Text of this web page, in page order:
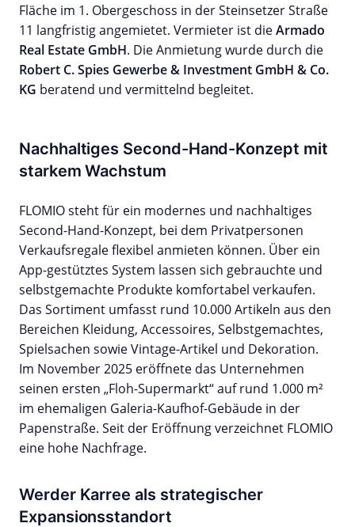
Fläche im 1. Obergeschoss in der Steinsetzer Straße
11 langfristig angemietet. Vermieter ist dieArmado
Real Estate GmbH. Die Anmietung wurde durch die
Robert C. Spies Gewerbe & Investment GmbH & Co.
KG beratend und vermittelnd begleitet.
Nachhaltiges Second-Hand-Konzept mit
starkem Wachstum
FLOMIO steht für ein modernes und nachhaltiges
Second-Hand-Konzept, bei dem Privatpersonen
Verkaufsregale flexibel anmieten können. Über ein
App-gestütztes System lassen sich gebrauchte und
selbstgemachte Produkte komfortabel verkaufen.
Das Sortiment umfasst rund 10.000 Artikeln aus den
Bereichen Kleidung, Accessoires, Selbstgemachtes,
Spielsachen sowie Vintage-Artikel und Dekoration.
Im November 2025 eröffnete das Unternehmen
seinen ersten „Floh-Supermarkt“ auf rund 1.000 m²
im ehemaligen Galeria-Kaufhof-Gebäude in der
Papenstraße. Seit der Eröffnung verzeichnet FLOMIO
eine hohe Nachfrage.
Werder Karree als strategischer
Expansionsstandort